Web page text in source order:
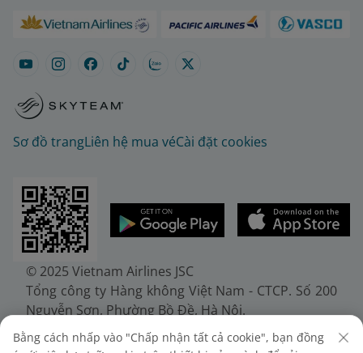
Sơ đồ trangLiên hệ mua véCài đặt cookies
© 2025 Vietnam Airlines JSC
Tổng công ty Hàng không Việt Nam - CTCP. Số 200
Nguyễn Sơn, Phường Bồ Đề, Hà Nội.
Điện thoại: (+84-24) 38272289. Fax: (+84-24)
38722375
Bằng cách nhấp vào "Chấp nhận tất cả cookie", bạn đồng